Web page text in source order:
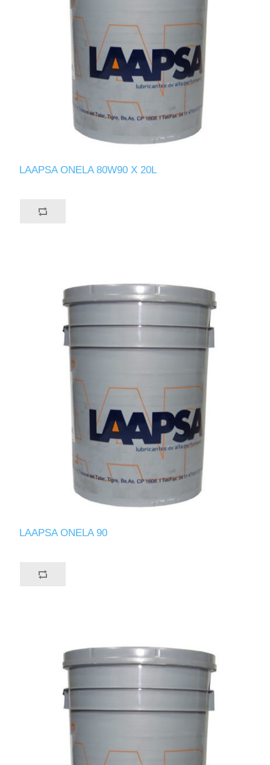
LAAPSA ONELA 80W90 X 20L
LAAPSA ONELA 90